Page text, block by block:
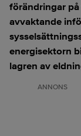
förändringar
avvaktande
energisektorn
lagren av
ANNONS